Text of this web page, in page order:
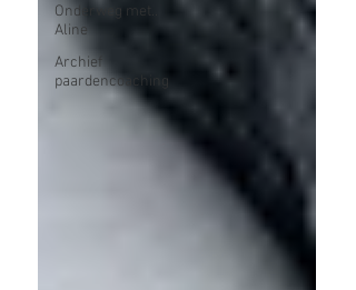
Onderweg met..
Aline
Archief
paardencoaching